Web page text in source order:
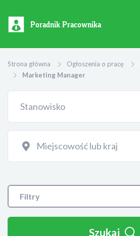
Poradnik Pracownika
Strona główna Ogłoszenia o pracę
Marketing Manager
Filtry
Szukaj